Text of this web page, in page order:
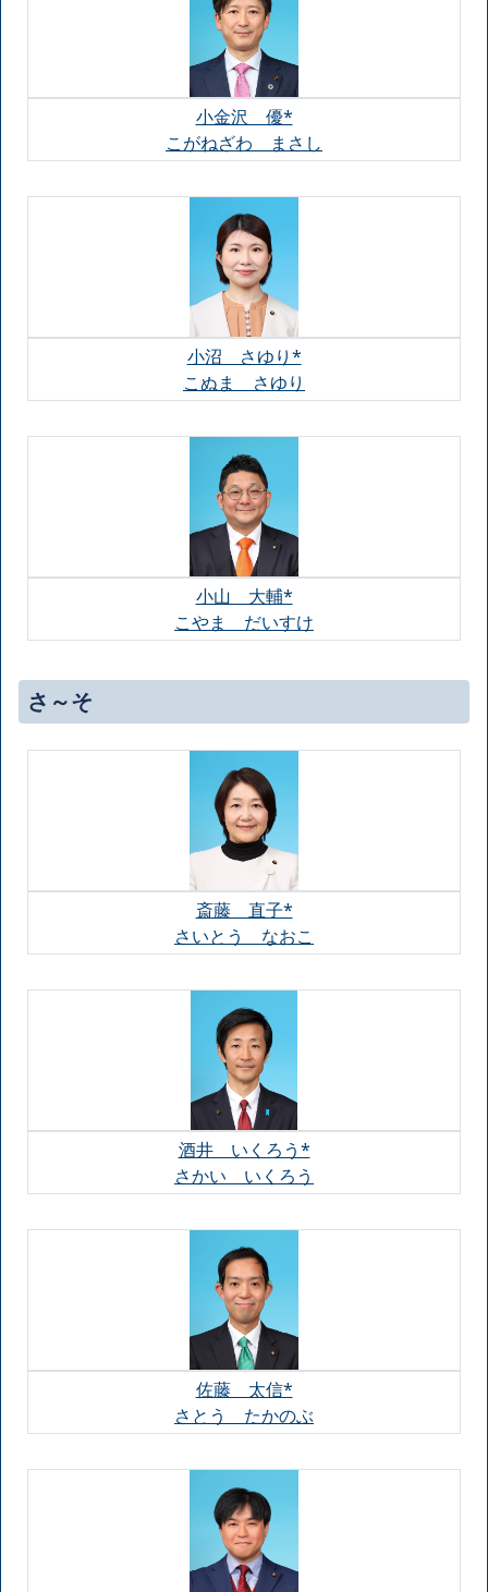
小金沢 優*
こがねざわ まさし
小沼 さゆり*
こぬま さゆり
小山 大輔*
こやま だいすけ
さ～そ
斎藤 直子*
さいとう なおこ
酒井 いくろう*
さかい いくろう
佐藤 太信*
さとう たかのぶ